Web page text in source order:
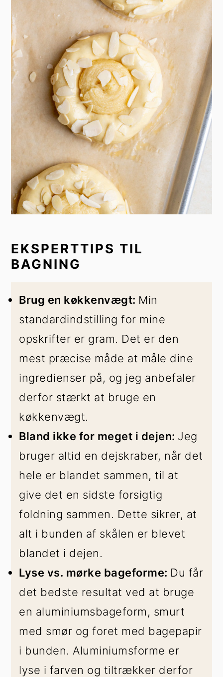
EKSPERTTIPS TIL
BAGNING
Brug en køkkenvægt: Min
standardindstilling for mine
opskrifter er gram. Det er den
mest præcise måde at måle dine
ingredienser på, og jeg anbefaler
derfor stærkt at bruge en
køkkenvægt.
Bland ikke for meget i dejen: Jeg
bruger altid en dejskraber, når det
hele er blandet sammen, til at
give det en sidste forsigtig
foldning sammen. Dette sikrer, at
alt i bunden af skålen er blevet
blandet i dejen.
Lyse vs. mørke bageforme: Du får
det bedste resultat ved at bruge
en aluminiumsbageform, smurt
med smør og foret med bagepapir
i bunden. Aluminiumsforme er
lyse i farven og tiltrækker derfor